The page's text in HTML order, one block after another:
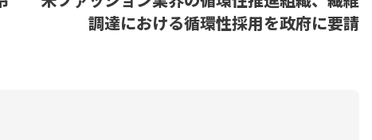
調達における循環性採用を政府に要請